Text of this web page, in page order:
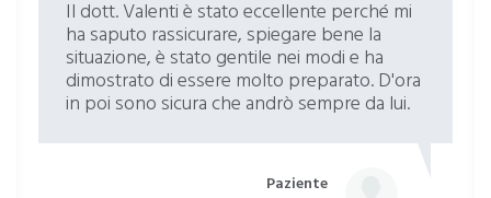
Il dott. Valenti è stato eccellente perché mi
ha saputo rassicurare, spiegare bene la
situazione, è stato gentile nei modi e ha
dimostrato di essere molto preparato. D'ora
in poi sono sicura che andrò sempre da lui.
Paziente